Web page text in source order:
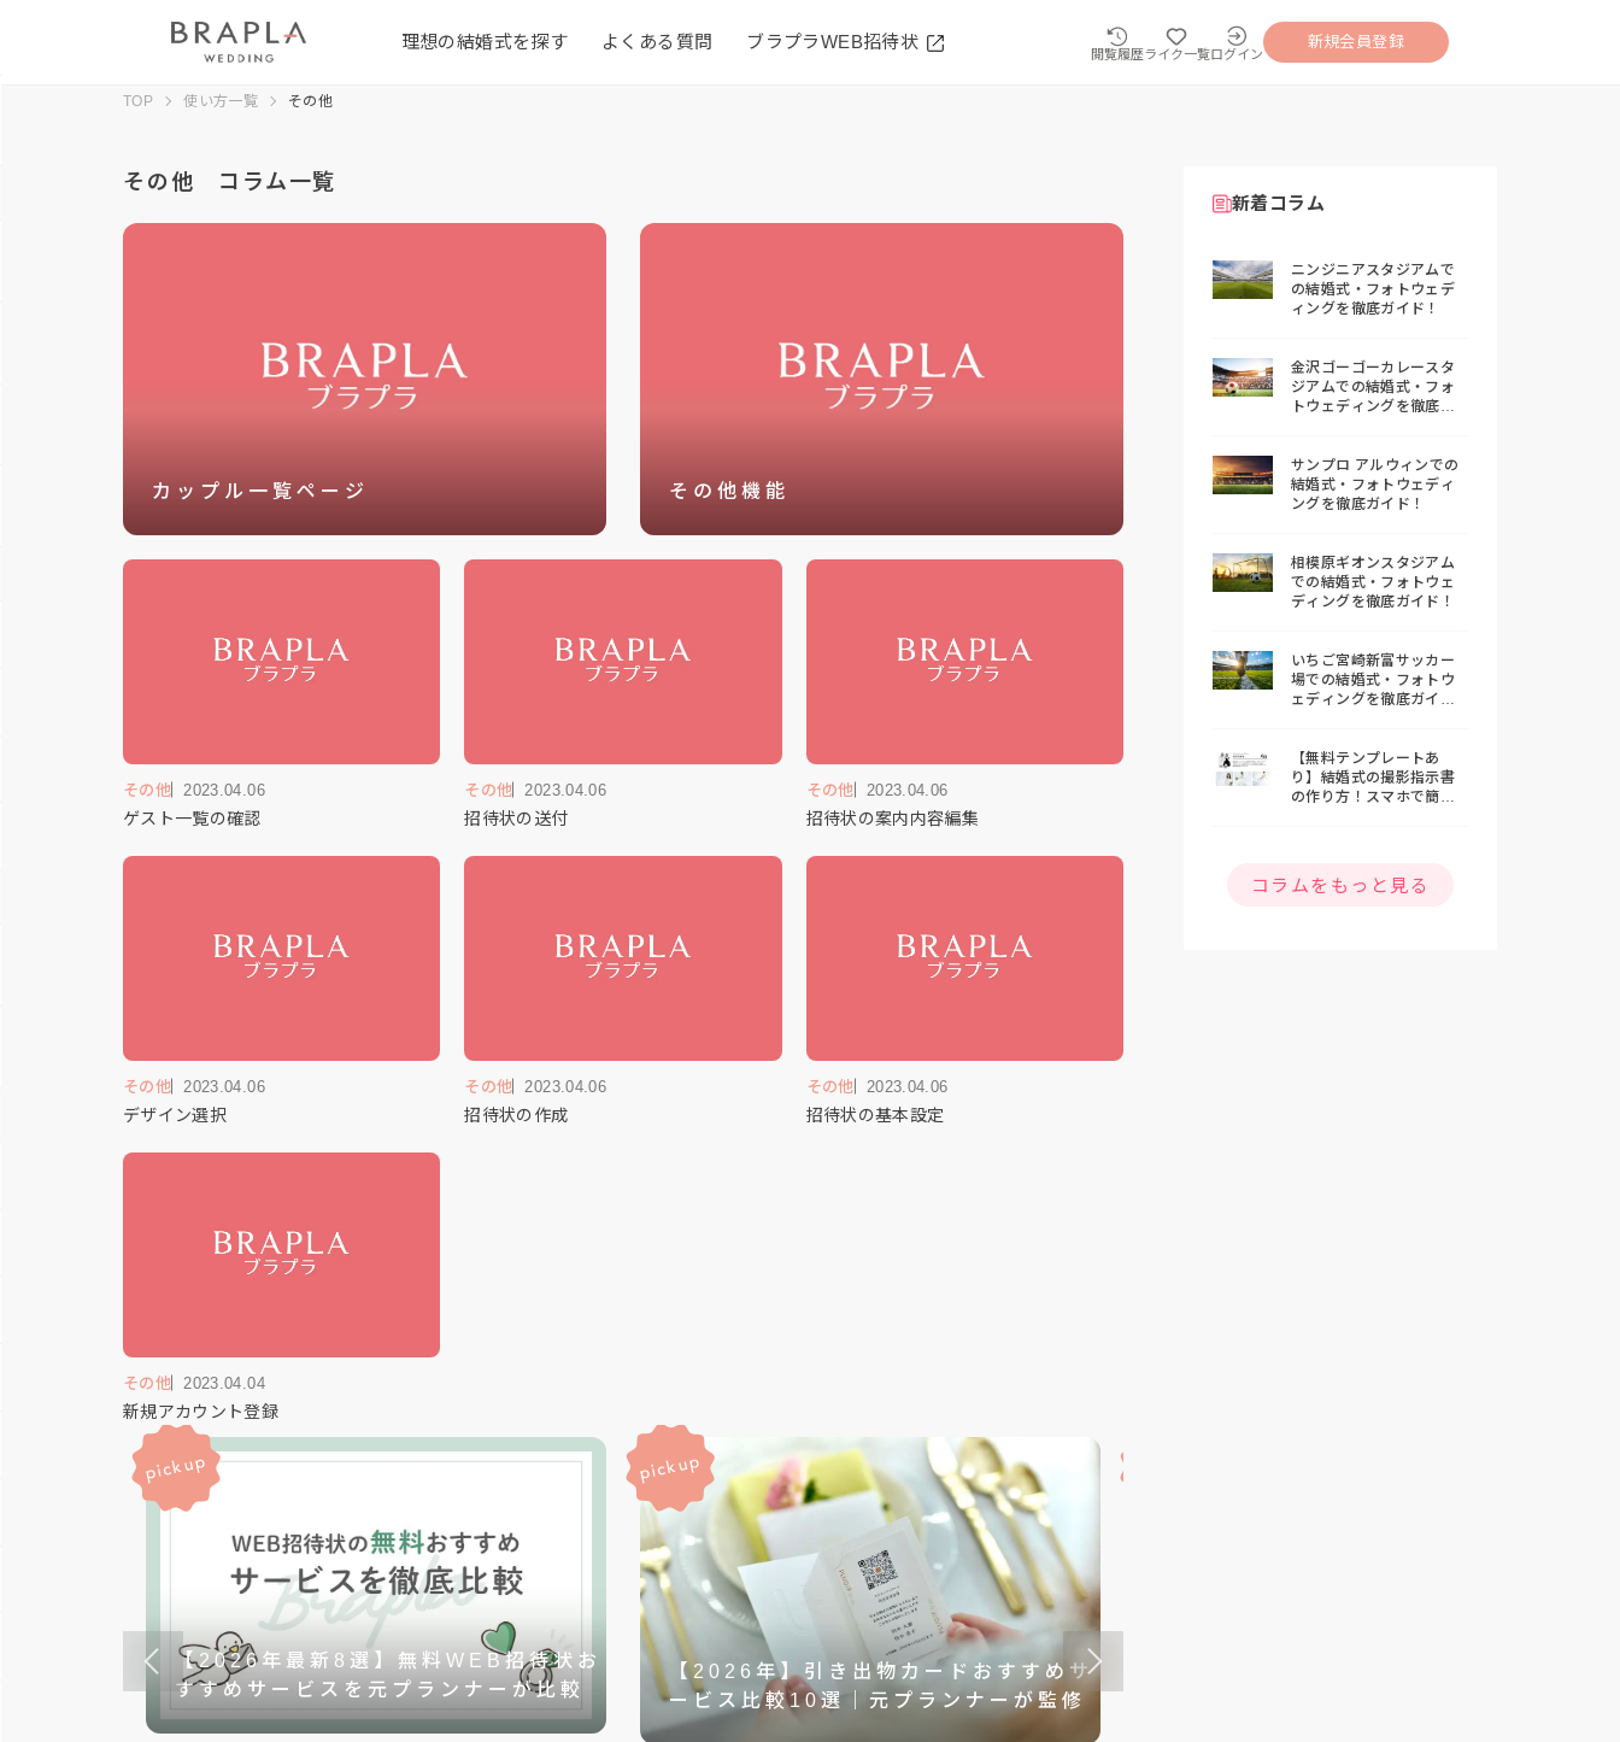
理想の結婚式を探す よくある質問 ブラプラWEB招待状
閲覧履歴ライク一覧ログイン
新規会員登録
TOP 使い方一覧 その他
その他 コラム一覧
カップル一覧ページ その他機能
その他 2023.04.06
ゲスト一覧の確認
その他 2023.04.06
招待状の送付
その他 2023.04.06
招待状の案内内容編集
その他 2023.04.06
デザイン選択
その他 2023.04.06
招待状の作成
その他 2023.04.06
招待状の基本設定
その他 2023.04.04
新規アカウント登録
【2026年最新8選】無料WEB招待状お
すすめサービスを元プランナーが比較
【2026年】引き出物カードおすすめサ
ービス比較10選｜元プランナーが監修
新着コラム
ニンジニアスタジアムで
の結婚式・フォトウェデ
ィングを徹底ガイド！
金沢ゴーゴーカレースタ
ジアムでの結婚式・フォ
トウェディングを徹底ガ
サンプロ アルウィンでの
結婚式・フォトウェディ
ングを徹底ガイド！
相模原ギオンスタジアム
での結婚式・フォトウェ
ディングを徹底ガイド！
いちご宮崎新富サッカー
場での結婚式・フォトウ
ェディングを徹底ガイ
【無料テンプレートあ
り】結婚式の撮影指示書
の作り方！スマホで簡単
コラムをもっと見る